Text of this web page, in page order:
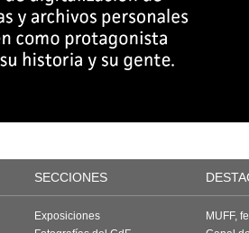
SECCIONES
Exposiciones
MUFF,